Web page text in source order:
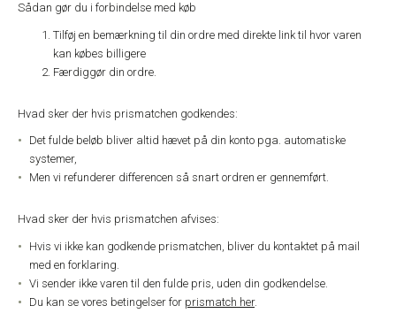
Sådan gør du i forbindelse med køb
Tilføj en bemærkning til din ordre med direkte link til hvor varen
kan købes billigere
Færdiggør din ordre.
Hvad sker der hvis prismatchen godkendes:
Det fulde beløb bliver altid hævet på din konto pga. automatiske
systemer,
Men vi refunderer differencen så snart ordren er gennemført.
Hvad sker der hvis prismatchen afvises:
Hvis vi ikke kan godkende prismatchen, bliver du kontaktet på mail
med en forklaring.
Vi sender ikke varen til den fulde pris, uden din godkendelse.
Du kan se vores betingelser for prismatch her.